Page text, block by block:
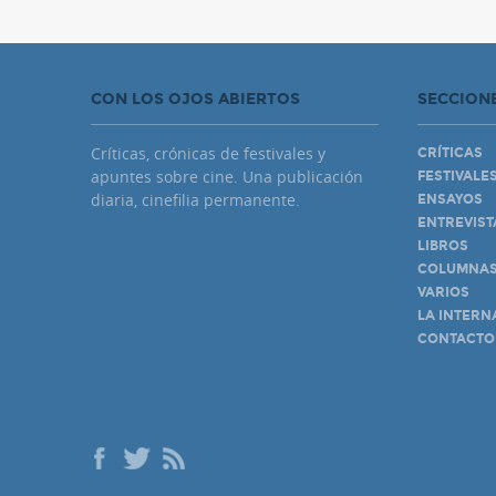
CON LOS OJOS ABIERTOS
Críticas, crónicas de festivales y
apuntes sobre cine. Una publicación
diaria, cinefilia permanente.
CRÍTICAS
ENSAYOS
LIBROS
VARIOS
LA
CONTACTO